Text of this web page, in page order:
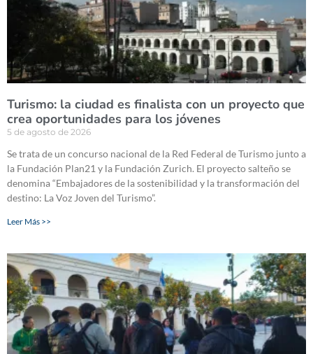
Turismo: la ciudad es finalista con un proyecto que
crea oportunidades para los jóvenes
5 de agosto de 2026
Se trata de un concurso nacional de la Red Federal de Turismo junto a
la Fundación Plan21 y la Fundación Zurich. El proyecto salteño se
denomina “Embajadores de la sostenibilidad y la transformación del
destino: La Voz Joven del Turismo”.
Leer Más >>